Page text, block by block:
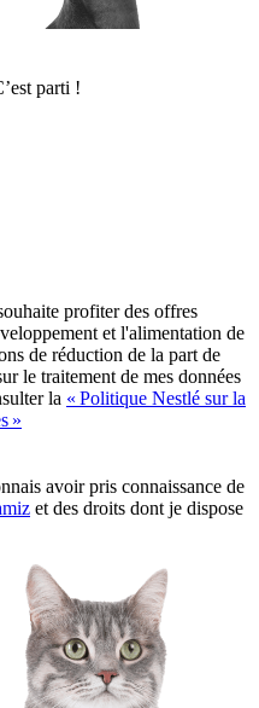
parti !
profiter des offres
et l'alimentation de
de réduction de la part de
le traitement de mes données
la « Politique Nestlé sur la
»
avoir pris connaissance de
et des droits dont je dispose